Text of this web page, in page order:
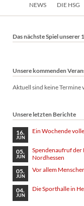
NEWS DIE HSG
Das nächste Spiel unserer
Unsere kommenden
Aktuell sind keine Termine
Unsere letzten Berichte
16.
JUN
Ein Wochende
05.
JUN
Spendenaufruf der
Nordhessen
05.
JUN
Vor allem
04.
JUN
Die Sporthalle in